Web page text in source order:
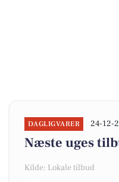
DAGLIGVARER 24-12-
Næste uges
Kilde: Lokale tilbud